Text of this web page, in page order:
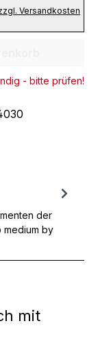
Versandkosten
- bitte prüfen!
der
medium by
mit